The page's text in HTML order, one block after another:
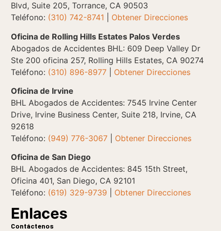
Blvd, Suite 205, Torrance, CA 90503
Teléfono: (310) 742-8741
Obtener Direcciones
Oficina de Rolling Hills Estates Palos Verdes
Abogados de Accidentes BHL: 609 Deep Valley Dr
Ste 200 oficina 257, Rolling Hills Estates, CA 90274
Teléfono: (310) 896-8977
Obtener Direcciones
Oficina de Irvine
BHL Abogados de Accidentes: 7545 Irvine Center
Drive, Irvine Business Center, Suite 218, Irvine, CA
92618
Teléfono: (949) 776-3067
Obtener Direcciones
Oficina de San Diego
BHL Abogados de Accidentes: 845 15th Street,
Oficina 401, San Diego, CA 92101
Teléfono: (619) 329-9739 Obtener Direcciones
Enlaces
Contáctenos